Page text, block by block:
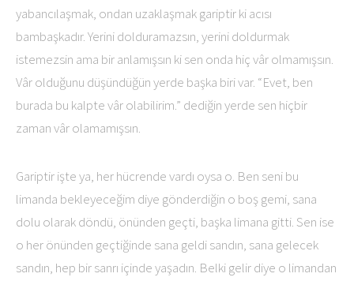
yabancılaşmak, ondan uzaklaşmak gariptir ki acısı
bambaşkadır. Yerini dolduramazsın, yerini doldurmak
istemezsin ama bir anlamışsın ki sen onda hiç vâr olmamışsın.
Vâr olduğunu düşündüğün yerde başka biri var. “Evet, ben
burada bu kalpte vâr olabilirim.” dediğin yerde sen hiçbir
zaman vâr olamamışsın.
Gariptir işte ya, her hücrende vardı oysa o. Ben seni bu
limanda bekleyeceğim diye gönderdiğin o boş gemi, sana
dolu olarak döndü, önünden geçti, başka limana gitti. Sen ise
o her önünden geçtiğinde sana geldi sandın, sana gelecek
sandın, hep bir sanrı içinde yaşadın. Belki gelir diye o limandan